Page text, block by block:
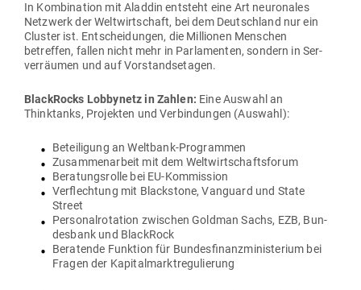
In Kom­bi­nation mit Aladdin ent­steht eine Art neu­ro­nales
Netzwerk der Welt­wirt­schaft, bei dem Deutschland nur ein
Cluster ist. Ent­schei­dungen, die Mil­lionen Men­schen
betreffen, fallen nicht mehr in Par­la­menten, sondern in Ser­
ver­räumen und auf Vorstandsetagen.
Black­Rocks Lob­bynetz in Zahlen: Eine Auswahl an
Thinktanks, Pro­jekten und Ver­bin­dungen (Auswahl):
Betei­ligung an Weltbank-Programmen
Zusam­men­arbeit mit dem Weltwirtschaftsforum
Bera­tungs­rolle bei EU-Kommission
Ver­flechtung mit Blackstone, Van­guard und State
Street
Per­so­nal­ro­tation zwi­schen Goldman Sachs, EZB, Bun­
desbank und BlackRock
Bera­tende Funktion für Bun­des­fi­nanz­mi­nis­terium bei
Fragen der Kapitalmarktregulierung